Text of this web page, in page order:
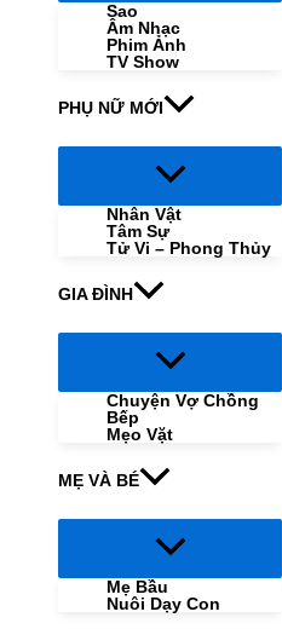
Sao
Âm Nhạc
Phim Ảnh
TV Show
PHỤ NỮ MỚI
Menu
Nhân Vật
Tâm Sự
Tử Vi – Phong Thủy
GIA ĐÌNH
Menu
Chuyện Vợ Chồng
Bếp
Mẹo Vặt
MẸ VÀ BÉ
Menu
Mẹ Bầu
Nuôi Dạy Con